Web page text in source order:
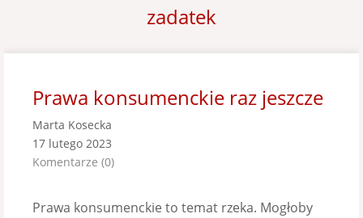
zadatek
Prawa konsumenckie raz jeszcze
Marta Kosecka
17 lutego 2023
Komentarze (0)
Prawa konsumenckie to temat rzeka. Mogłoby